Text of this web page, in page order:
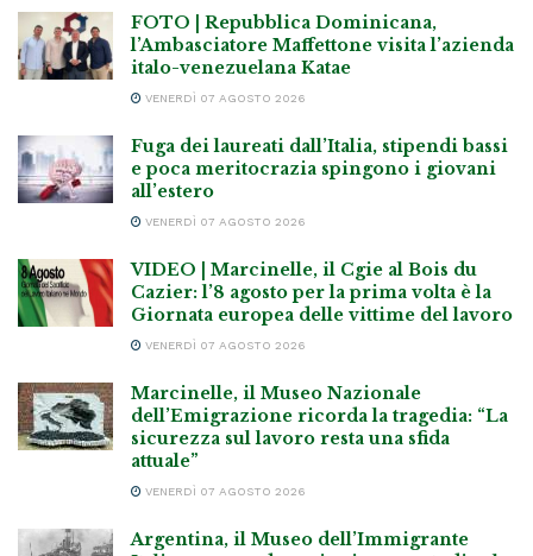
FOTO | Repubblica Dominicana,
l’Ambasciatore Maffettone visita l’azienda
italo-venezuelana Katae
VENERDÌ 07 AGOSTO 2026
Fuga dei laureati dall’Italia, stipendi bassi
e poca meritocrazia spingono i giovani
all’estero
VENERDÌ 07 AGOSTO 2026
VIDEO | Marcinelle, il Cgie al Bois du
Cazier: l’8 agosto per la prima volta è la
Giornata europea delle vittime del lavoro
VENERDÌ 07 AGOSTO 2026
Marcinelle, il Museo Nazionale
dell’Emigrazione ricorda la tragedia: “La
sicurezza sul lavoro resta una sfida
attuale”
VENERDÌ 07 AGOSTO 2026
Argentina, il Museo dell’Immigrante